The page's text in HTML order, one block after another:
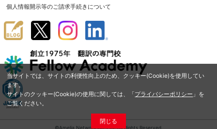
当サイトでは、サイトの利便性向上のため、クッキー(Cookie)を使用してい
ます。
サイトのクッキー(Cookie)の使用に関しては、「プライバシーポリシー 」を
ご覧ください。
閉じる
個人情報開示等のご請求手続きについて
©Amelia Network Co.,Ltd. All Rights Reserved.